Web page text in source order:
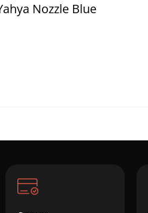
Nozzle Blue